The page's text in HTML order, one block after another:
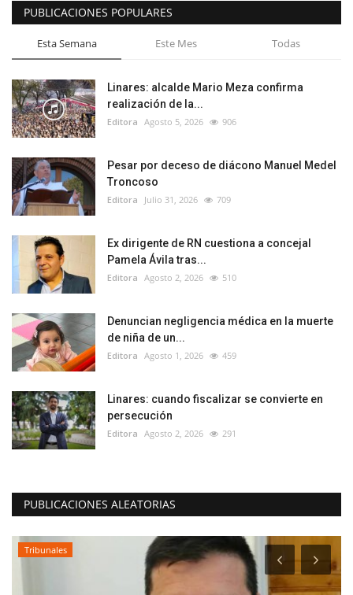
PUBLICACIONES POPULARES
Esta Semana Este Mes Todas
Linares: alcalde Mario Meza confirma
realización de la...
Editora Agosto 5, 2026 906
Pesar por deceso de diácono Manuel Medel
Troncoso
Editora Julio 31, 2026 709
Ex dirigente de RN cuestiona a concejal
Pamela Ávila tras...
Editora Agosto 2, 2026 510
Denuncian negligencia médica en la muerte
de niña de un...
Editora Agosto 1, 2026 459
Linares: cuando fiscalizar se convierte en
persecución
Editora Agosto 2, 2026 291
PUBLICACIONES ALEATORIAS
Tribunales